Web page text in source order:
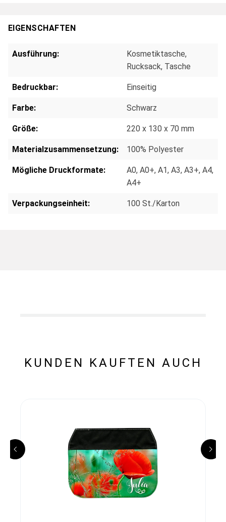
EIGENSCHAFTEN
Ausführung: Kosmetiktasche,
Rucksack, Tasche
Bedruckbar: Einseitig
Farbe: Schwarz
Größe: 220 x 130 x 70 mm
Materialzusammensetzung: 100% Polyester
Mögliche Druckformate: A0, A0+, A1, A3, A3+, A4,
A4+
Verpackungseinheit: 100 St./Karton
KUNDEN KAUFTEN AUCH